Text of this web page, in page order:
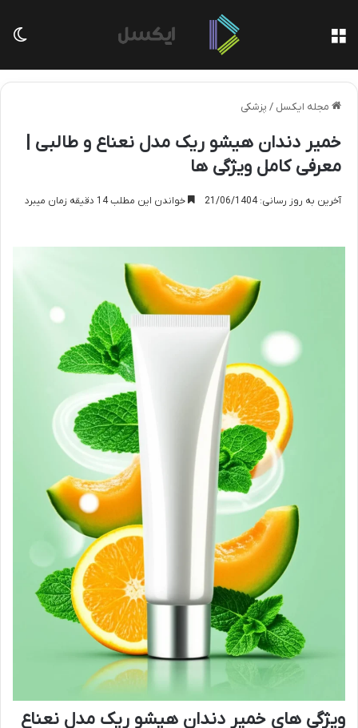
مجله ایکسل / پزشکی
خمیر دندان هیشو ریک مدل نعناع و طالبی |
معرفی کامل ویژگی ها
آخرین به روز رسانی: 21/06/1404 خواندن این مطلب 14 دقیقه زمان میبرد
ویژگی های خمیر دندان هیشو ریک مدل نعناع